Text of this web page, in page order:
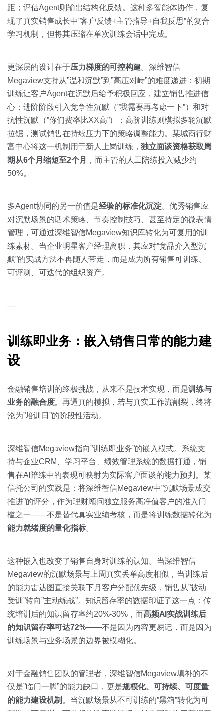
距；评估Agent则输出结构化反馈。这种多智能体协作，复
现了真实销售成长中”客户反馈+主管指导+自我反思”的复合
学习机制，但将其压缩在单次训练会话中完成。
更深层的设计在于压力梯度的可控构建。深维智信
Megaview支持从”温和沉默”到”高压对峙”的难度递进：初期
训练让客户Agent在沉默后给予积极回应，建立销售推进信
心；进阶阶段引入竞争性沉默（”我需要再考虑一下”）和对
抗性沉默（”你们费率比XX高”）；高阶训练则模拟多轮沉默
拉锯，测试销售在持续压力下的策略调整能力。某城商行财
富中心将这一机制用于新人上岗训练， 独立面谈资格获取周
期从6个月缩短至2个月
，而主管的人工陪练投入减少约
50%。
多Agent协同的另一价值是经验的标准化沉淀。优秀销售应
对沉默场景的话术策略、节奏控制技巧、甚至特定的微表情
管理，可通过深维智信Megaview知识库转化为可复用的训
练素材。当企业明星客户经理离职，其应对”竞品介入型沉
默”的实战方法不再随人带走，而是成为所有销售可训练、
可评测、可迭代的组织资产。
—
训练即业务：嵌入销售日常的能力建
设
金融销售培训的终极挑战，从来不是技术实现，而是训练与
业务的融合度。再逼真的模拟，若与真实工作流割裂，终将
沦为”培训日”的阶段性活动。
深维智信Megaview指向”训练即业务”的嵌入模式。系统支
持与企业CRM、学习平台、绩效管理系统的数据打通，销
售在AI陪练中的表现可映射为实际客户面谈的能力预判。某
信托公司的实践是：将深维智信Megaview中”沉默场景成交
推进”的评分，作为理财顾问独立服务高净值客户的准入门
槛之一——不是替代真实业绩考核，而是将训练数据转化为
能力就绪度的量化指标。
这种嵌入也改变了销售自身对训练的认知。当深维智信
Megaview的沉默场景与上周真实丢单高度相似，当训练后
的能力雷达图直接关联下月客户分配优先级，销售从”被动
受训”转向”主动练战”。知识留存率的数据印证了这一点：传
统培训后的知识留存率约20%-30%，而高频AI实战训练后
的知识留存率可达72%——不是因为内容更易记，而是因为
训练场景与业务场景的边界被模糊化。
对于金融销售团队的管理者，深维智信Megaview填补的不
仅是”临门一脚”的能力缺口，更是规模化、可持续、可度量
的能力建设机制 。当沉默场景从不可训练的”黑箱”转化为可